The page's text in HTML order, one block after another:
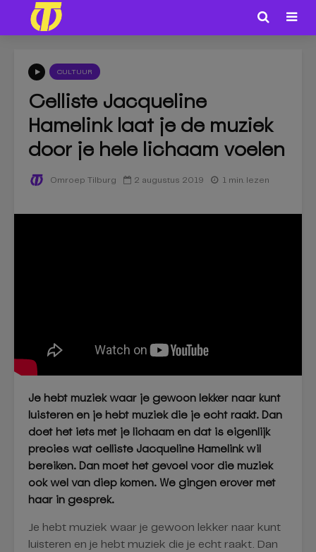
CULTUUR
Celliste Jacqueline
Hamelink laat je de muziek
door je hele lichaam voelen
Omroep Tilburg 2 augustus 2019 1 min. lezen
Je hebt muziek waar je gewoon lekker naar kunt
luisteren en je hebt muziek die je echt raakt. Dan
doet het iets met je lichaam en dat is eigenlijk
precies wat celliste Jacqueline Hamelink wil
bereiken. Dan moet het gevoel voor die muziek
ook wel van diep komen. We gingen erover met
haar in gesprek.
Je hebt muziek waar je gewoon lekker naar kunt
luisteren en je hebt muziek die je echt raakt. Dan